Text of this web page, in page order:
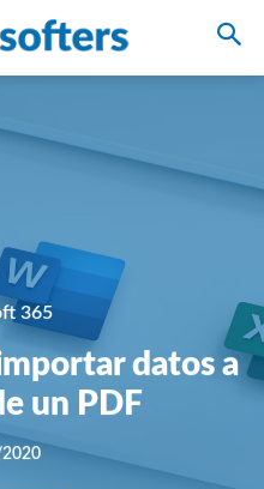
365
datos a
un PDF